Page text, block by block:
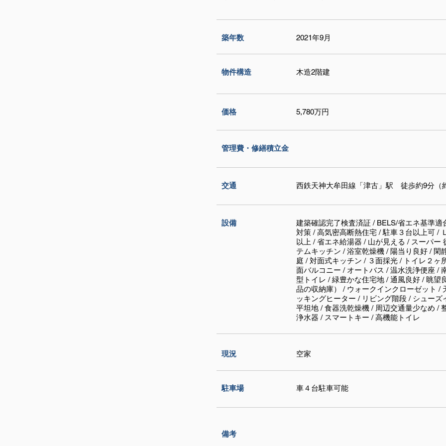
築年数 2021年9月
物件構造 木造2階建
価格 5,780万円
管理費・修繕積立金
交通 西鉄天神大牟田線「津古」駅 徒歩約9分（
設備
建築確認完了検査済証 / BELS/省エネ基準適
対策 / 高気密高断熱住宅 / 駐車３台以上可 /
以上 / 省エネ給湯器 / 山が見える / スーパー
テムキッチン / 浴室乾燥機 / 陽当り良好 / 閑
庭 / 対面式キッチン / ３面採光 / トイレ２ヶ
面バルコニー / オートバス / 温水洗浄便座 /
型トイレ / 緑豊かな住宅地 / 通風良好 / 眺望
品の収納庫） / ウォークインクローゼット /
ッキングヒーター / リビング階段 / シュー
平坦地 / 食器洗乾燥機 / 周辺交通量少なめ /
浄水器 / スマートキー / 高機能トイレ
現況 空家
駐車場 車４台駐車可能
備考